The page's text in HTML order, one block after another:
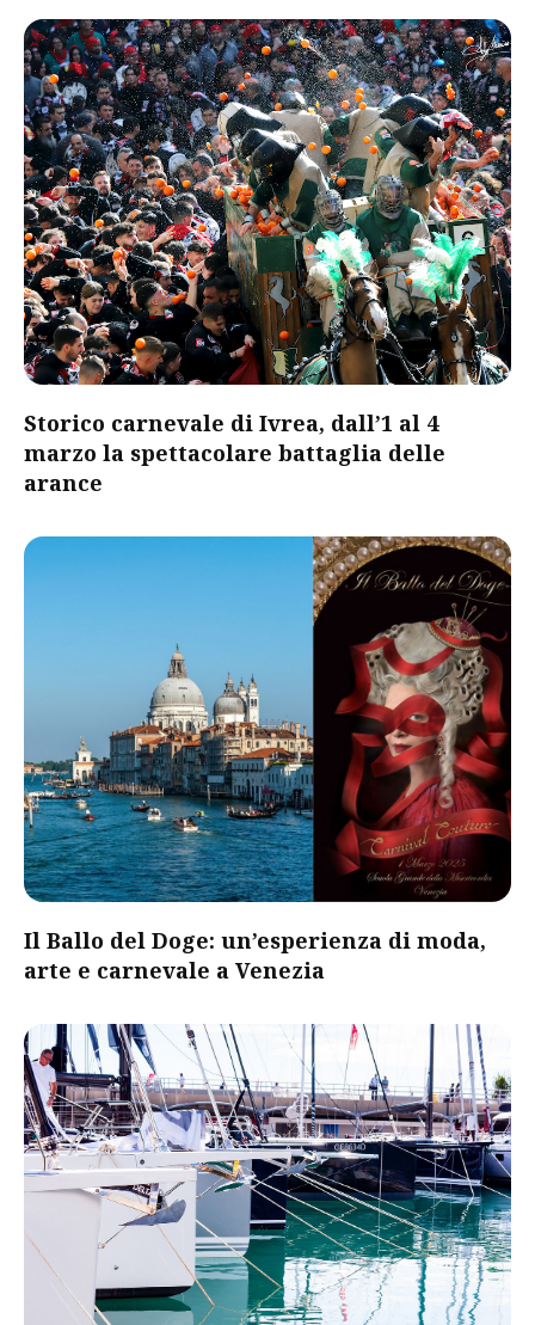
Storico carnevale di Ivrea, dall’1 al 4
marzo la spettacolare battaglia delle
arance
Il Ballo del Doge: un’esperienza di moda,
arte e carnevale a Venezia